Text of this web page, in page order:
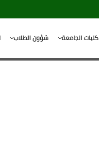
كليات الجامعة شؤون الطلاب